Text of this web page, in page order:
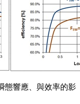
態響應、與效率的影